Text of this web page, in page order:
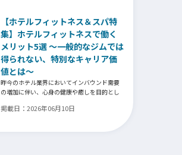
【ホテルフィットネス＆スパ特
集】ホテルフィットネスで働く
メリット5選 ～一般的なジムでは
得られない、特別なキャリア価
値とは～
昨今のホテル業界においてインバウンド需要
の増加に伴い、心身の健康や癒しを目的とし
なっています。そして、ウェルネスプログラ
ィス指導者、ストレッチトレーナー、コンデ
掲載日： 2026年06月10日